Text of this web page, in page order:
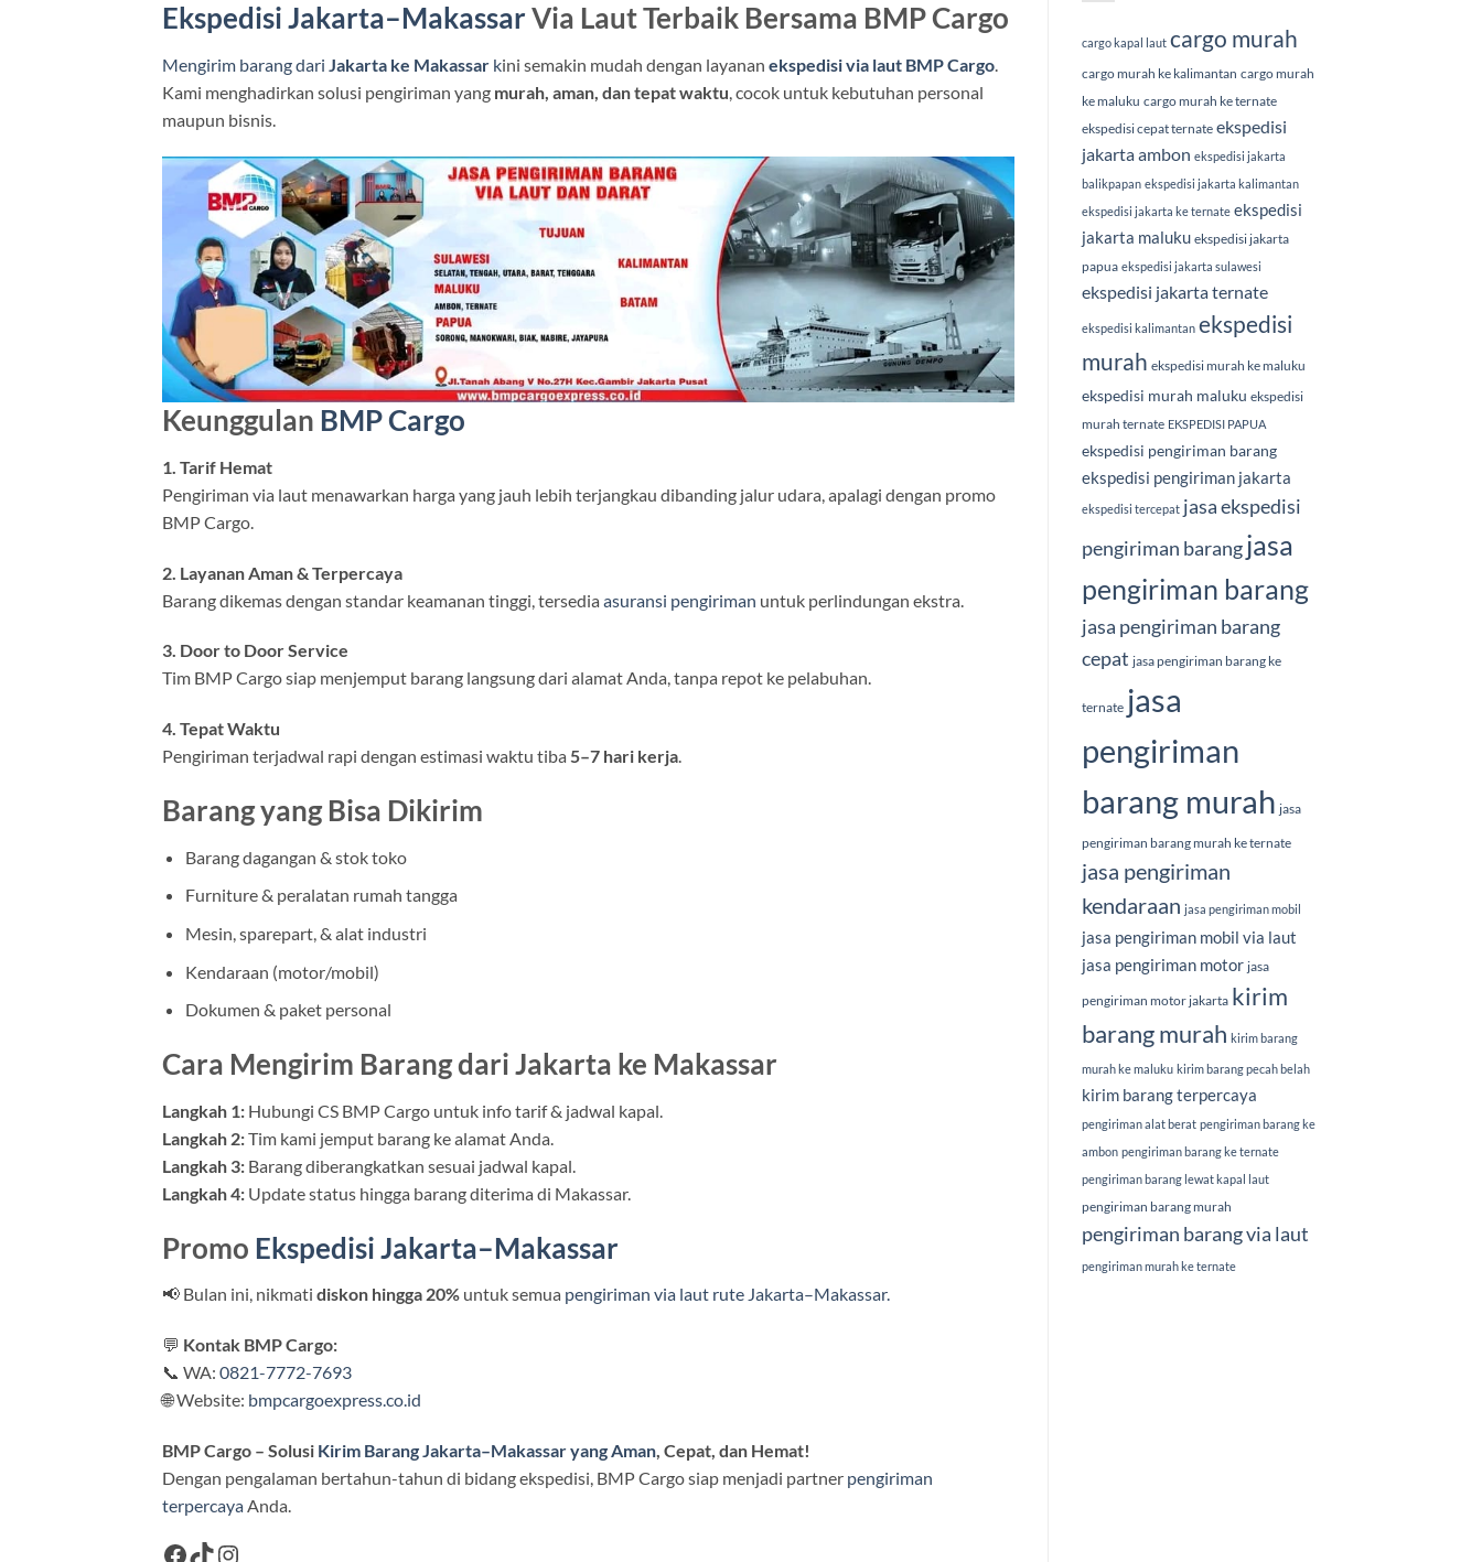
Ekspedisi Jakarta–MakassarVia Laut Terbaik Bersama BMP Cargo
Mengirim barang dari Jakarta ke Makassar kini semakin mudah dengan layanan ekspedisi via laut BMP Cargo.
Kami menghadirkan solusi pengiriman yang murah, aman, dan tepat waktu, cocok untuk kebutuhan personal
maupun bisnis.
Keunggulan BMP Cargo
1. Tarif Hemat
Pengiriman via laut menawarkan harga yang jauh lebih terjangkau dibanding jalur udara, apalagi dengan promo
BMP Cargo.
2. Layanan Aman & Terpercaya
Barang dikemas dengan standar keamanan tinggi, tersedia asuransi pengiriman untuk perlindungan ekstra.
3. Door to Door Service
Tim BMP Cargo siap menjemput barang langsung dari alamat Anda, tanpa repot ke pelabuhan.
4. Tepat Waktu
Pengiriman terjadwal rapi dengan estimasi waktu tiba 5–7 hari kerja.
Barang yang Bisa Dikirim
Barang dagangan & stok toko
Furniture & peralatan rumah tangga
Mesin, sparepart, & alat industri
Kendaraan (motor/mobil)
Dokumen & paket personal
Cara Mengirim Barang dari Jakarta ke Makassar
Langkah 1: Hubungi CS BMP Cargo untuk info tarif & jadwal kapal.
Langkah 2:Tim kami jemput barang ke alamat Anda.
Langkah 3: Barang diberangkatkan sesuai jadwal kapal.
Langkah 4: Update status hingga barang diterima di Makassar.
Promo Ekspedisi Jakarta–Makassar
📢 Bulan ini, nikmati diskon hingga 20% untuk semua pengiriman via laut rute Jakarta–Makassar.
💬 Kontak BMP Cargo:
📞 WA: 0821-7772-7693
🌐 Website: bmpcargoexpress.co.id
BMP Cargo – Solusi Kirim Barang Jakarta–Makassar yang Aman, Cepat, dan Hemat!
Dengan pengalaman bertahun-tahun di bidang ekspedisi, BMP Cargo siap menjadi partner pengiriman
terpercayaAnda.
Facebook
TikTokInstagram
cargo kapal laut cargo murah
cargo murah ke kalimantan cargo murah
ke maluku cargo murah ke ternate
ekspedisi cepat ternate ekspedisi
jakarta ambon ekspedisi jakarta
balikpapan ekspedisi jakarta kalimantan
ekspedisi jakarta ke ternate ekspedisi
jakarta maluku ekspedisi jakarta
papua ekspedisi jakarta sulawesi
ekspedisi jakarta ternate
ekspedisi kalimantan ekspedisi
murah ekspedisi murah ke maluku
ekspedisi murah maluku ekspedisi
murah ternate EKSPEDISI PAPUA
ekspedisi pengiriman barang
ekspedisi pengiriman jakarta
ekspedisi tercepat jasa ekspedisi
pengiriman barang jasa
pengiriman barang
jasa pengiriman barang
cepat jasa pengiriman barang ke
ternate jasa
pengiriman
barang murah jasa
pengiriman barang murah ke ternate
jasa pengiriman
kendaraan jasa pengiriman mobil
jasa pengiriman mobil via laut
jasa pengiriman motor jasa
pengiriman motor jakarta kirim
barang murah kirim barang
murah ke maluku kirim barang pecah belah
kirim barang terpercaya
pengiriman alat berat pengiriman barang ke
ambon pengiriman barang ke ternate
pengiriman barang lewat kapal laut
pengiriman barang murah
pengiriman barang via laut
pengiriman murah ke ternate